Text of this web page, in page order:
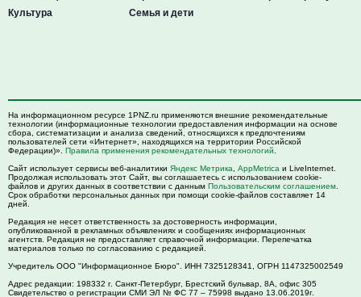
Культура
Семья и дети
На информационном ресурсе 1PNZ.ru применяются внешние рекомендательные
технологии (информационные технологии предоставления информации на основе
сбора, систематизации и анализа сведений, относящихся к предпочтениям
пользователей сети «Интернет», находящихся на территории Российской
Федерации)». Правила применения рекомендательных технологий
Сайт использует сервисы веб-аналитики Яндекс Метрика AppMetrica и LiveInternet.
Продолжая использовать этот Сайт, вы соглашаетесь с использованием cookie-
файлов и других данных в соответствии с данным Пользовательским соглашением
Срок обработки персональных данных при помощи cookie-файлов составляет 14
дней.
Редакция не несет ответственность за достоверность информации,
опубликованной в рекламных объявлениях и сообщениях информационных
агентств. Редакция не предоставляет справочной информации. Перепечатка
материалов только по согласованию с редакцией.
Учредитель ООО "Информационное Бюро". ИНН 7325128341, ОГРН 1147325002549
Адрес редакции: 198332 г. Санкт-Петербург, Брестский бульвар, 8А, офис 305
Свидетельство о регистрации СМИ ЭЛ № ФС 77 – 75998 выдано 13.06.2019г.